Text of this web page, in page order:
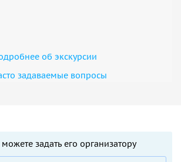
об экскурсии
задаваемые вопросы
задать его организатору